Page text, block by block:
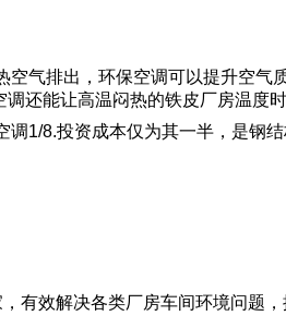
气排出，环保空调可以提升空气
还能让高温闷热的铁皮厂房温度
1/8.投资成本仅为其一半，是钢
有效解决各类厂房车间环境问题